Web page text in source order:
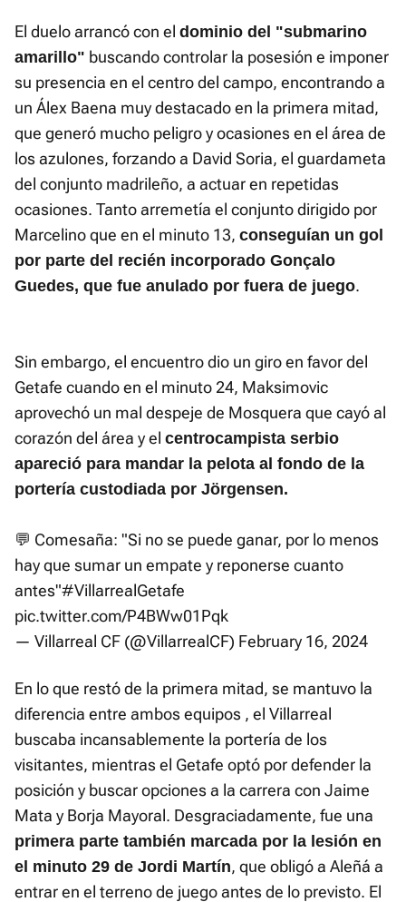
El duelo arrancó con el dominio del "submarino
amarillo" buscando controlar la posesión e imponer
su presencia en el centro del campo, encontrando a
un Álex Baena muy destacado en la primera mitad,
que generó mucho peligro y ocasiones en el área de
los azulones, forzando a David Soria, el guardameta
del conjunto madrileño, a actuar en repetidas
ocasiones. Tanto arremetía el conjunto dirigido por
Marcelino que en el minuto 13, conseguían un gol
por parte del recién incorporado Gonçalo
Guedes, que fue anulado por fuera de juego.
Sin embargo, el encuentro dio un giro en favor del
Getafe cuando en el minuto 24, Maksimovic
aprovechó un mal despeje de Mosquera que cayó al
corazón del área y el centrocampista serbio
apareció para mandar la pelota al fondo de la
portería custodiada por Jörgensen.
💬 Comesaña: "Si no se puede ganar, por lo menos
hay que sumar un empate y reponerse cuanto
antes"#VillarrealGetafe
pic.twitter.com/P4BWw01Pqk
— Villarreal CF (@VillarrealCF) February 16, 2024
En lo que restó de la primera mitad, se mantuvo la
diferencia entre ambos equipos , el Villarreal
buscaba incansablemente la portería de los
visitantes, mientras el Getafe optó por defender la
posición y buscar opciones a la carrera con Jaime
Mata y Borja Mayoral. Desgraciadamente, fue una
primera parte también marcada por la lesión en
el minuto 29 de Jordi Martín, que obligó a Aleñá a
entrar en el terreno de juego antes de lo previsto. El